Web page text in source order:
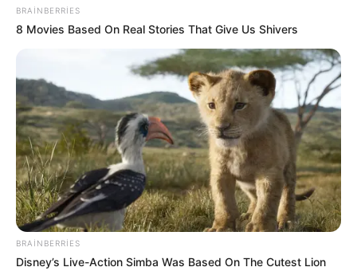
CƏMİYYƏT 1153 24.05.2026, 00:54
Girdiman çayının məcrasını dəyişməsi nəticəsində
BRAINBERRIES
8 Movies Based On Real Stories That Give Us Shivers
BRAINBERRIES
Disney’s Live-Action Simba Was Based On The Cutest Lion